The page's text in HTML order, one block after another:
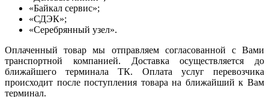
«Байкал сервис»;
«СДЭК»;
«Серебрянный узел».
Оплаченный товар мы отправляем согласованной с Вами
транспортной компанией. Доставка осуществляется до
ближайшего терминала ТК. Оплата услуг перевозчика
происходит после поступления товара на ближайший к Вам
терминал.